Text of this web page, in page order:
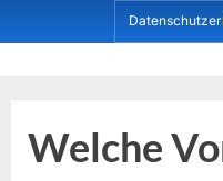
to
Welche